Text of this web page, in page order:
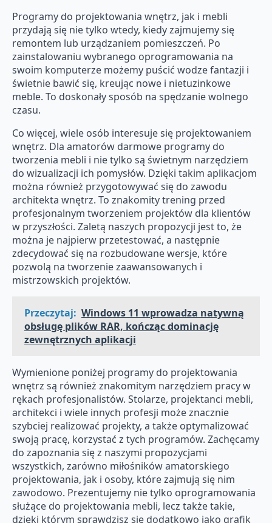
Programy do projektowania wnętrz, jak i mebli
przydają się nie tylko wtedy, kiedy zajmujemy się
remontem lub urządzaniem pomieszczeń. Po
zainstalowaniu wybranego oprogramowania na
swoim komputerze możemy puścić wodze fantazji i
świetnie bawić się, kreując nowe i nietuzinkowe
meble. To doskonały sposób na spędzanie wolnego
czasu.
Co więcej, wiele osób interesuje się projektowaniem
wnętrz. Dla amatorów darmowe programy do
tworzenia mebli i nie tylko są świetnym narzędziem
do wizualizacji ich pomysłów. Dzięki takim aplikacjom
można również przygotowywać się do zawodu
architekta wnętrz. To znakomity trening przed
profesjonalnym tworzeniem projektów dla klientów
w przyszłości. Zaletą naszych propozycji jest to, że
można je najpierw przetestować, a następnie
zdecydować się na rozbudowane wersje, które
pozwolą na tworzenie zaawansowanych i
mistrzowskich projektów.
Przeczytaj: Windows 11 wprowadza natywną
obsługę plików RAR, kończąc dominację
zewnętrznych aplikacji
Wymienione poniżej programy do projektowania
wnętrz są również znakomitym narzędziem pracy w
rękach profesjonalistów. Stolarze, projektanci mebli,
architekci i wiele innych profesji może znacznie
szybciej realizować projekty, a także optymalizować
swoją pracę, korzystać z tych programów. Zachęcamy
do zapoznania się z naszymi propozycjami
wszystkich, zarówno miłośników amatorskiego
projektowania, jak i osoby, które zajmują się nim
zawodowo. Prezentujemy nie tylko oprogramowania
służące do projektowania mebli, lecz także takie,
dzięki którym sprawdzisz się dodatkowo jako grafik